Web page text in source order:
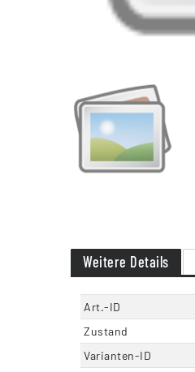
Weitere Details
Art.-ID
Zustand
Varianten-ID